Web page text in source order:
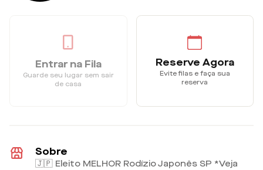
Entrar na Fila
Guarde seu lugar sem sair
de casa
Reserve Agora
Evite filas e faça sua
reserva
Sobre
🇯🇵 Eleito MELHOR Rodízio Japonês SP *Veja